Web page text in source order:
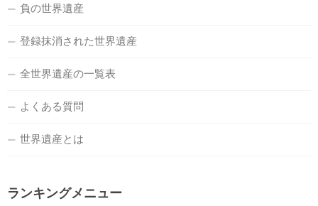
負の世界遺産
登録抹消された世界遺産
全世界遺産の一覧表
よくある質問
世界遺産とは
ランキングメニュー